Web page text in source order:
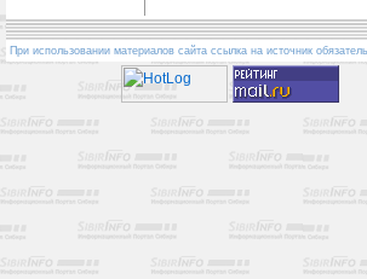
При использовании материалов сайта ссылка на источник